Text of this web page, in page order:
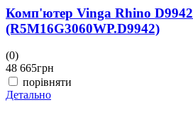
Комп'ютер Vinga Rhino D9942
(R5M16G3060WP.D9942)
(0)
48 665грн
порівняти
Детально